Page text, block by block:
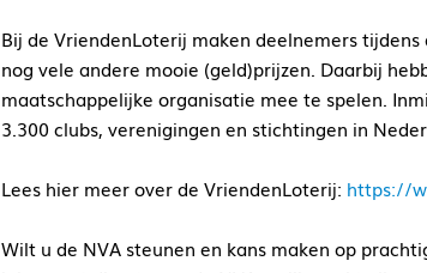
Bij de VriendenLoterij maken deelnemers
nog vele andere mooie (geld)prijzen. Daarbij
maatschappelijke organisatie mee te spelen.
3.300 clubs, verenigingen en stichtingen in
Lees hier meer over de VriendenLoterij: https://
Wilt u de NVA steunen en kans maken op